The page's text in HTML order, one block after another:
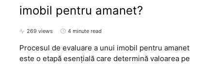
imobil pentru amanet?
269 views 4 minute read
Procesul de evaluare a unui imobil pentru amanet
este o etapă esențială care determină valoarea pe